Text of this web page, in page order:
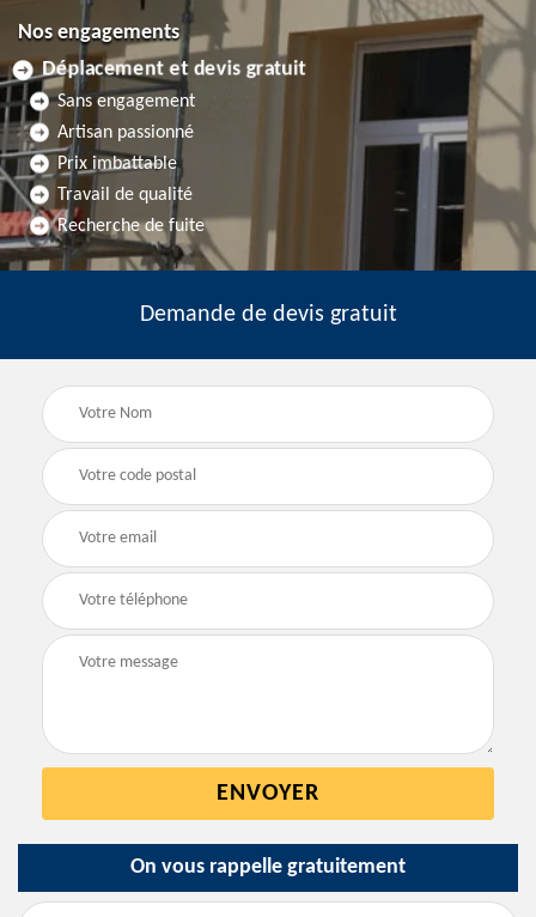
Nos engagements
Déplacement et devis gratuit
Sans engagement
Artisan passionné
Prix imbattable
Travail de qualité
Recherche de fuite
Demande de devis gratuit
On vous rappelle gratuitement